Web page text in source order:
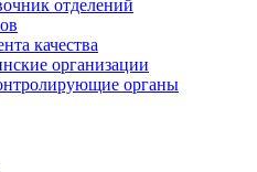
отделений
качества
организации
органы